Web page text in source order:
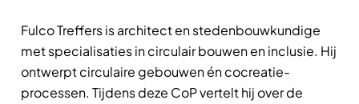
Fulco Treffers is architect en stedenbouwkundige
met specialisaties in circulair bouwen en inclusie. Hij
ontwerpt circulaire gebouwen én cocreatie-
processen. Tijdens deze CoP vertelt hij over de